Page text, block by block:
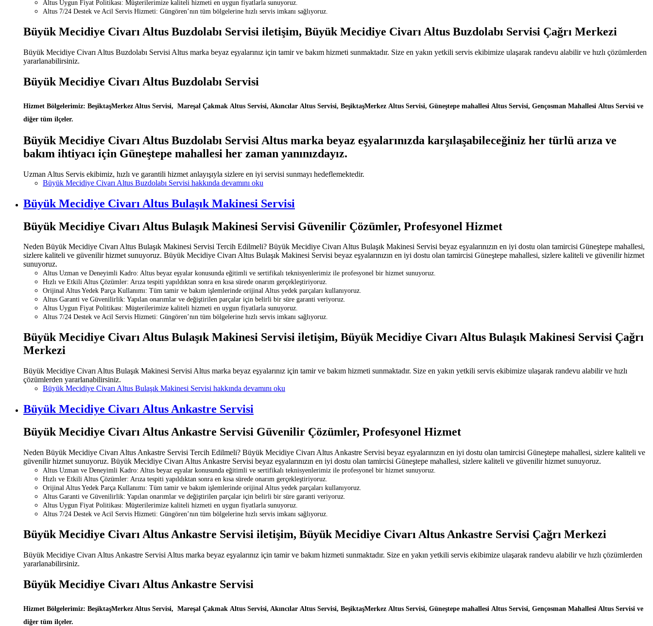
Altus Uygun Fiyat Politikası: Müşterilerimize kaliteli hizmeti en uygun fiyatlarla sunuyoruz.
Altus 7/24 Destek ve Acil Servis Hizmeti: Güngören’nın tüm bölgelerine hızlı servis imkanı sağlıyoruz.
Büyük Mecidiye Civarı Altus Buzdolabı Servisi iletişim, Büyük Mecidiye Civarı Altus Buzdolabı Servisi Çağrı Merkezi
Büyük Mecidiye Civarı Altus Buzdolabı Servisi Altus marka beyaz eşyalarınız için tamir ve bakım hizmeti sunmaktadır. Size en yakın yetkili servis ekibimize ulaşarak randevu alabilir ve hızlı çözümlerden
yararlanabilirsiniz.
Büyük Mecidiye Civarı Altus Buzdolabı Servisi
Hizmet Bölgelerimiz: BeşiktaşMerkez Altus Servisi, Mareşal Çakmak Altus Servisi, Akıncılar Altus Servisi, BeşiktaşMerkez Altus Servisi, Güneştepe mahallesi Altus Servisi, Gençosman Mahallesi Altus Servisi ve
diğer tüm ilçeler.
Büyük Mecidiye Civarı Altus Buzdolabı Servisi Altus marka beyaz eşyalarınızda karşılaşabileceğiniz her türlü arıza ve
bakım ihtiyacı için Güneştepe mahallesi her zaman yanınızdayız.
Uzman Altus Servis ekibimiz, hızlı ve garantili hizmet anlayışıyla sizlere en iyi servisi sunmayı hedeflemektedir.
Büyük Mecidiye Civarı Altus Buzdolabı Servisi hakkında devamını oku
Büyük Mecidiye Civarı Altus Bulaşık Makinesi Servisi
Büyük Mecidiye Civarı Altus Bulaşık Makinesi Servisi Güvenilir Çözümler, Profesyonel Hizmet
Neden Büyük Mecidiye Civarı Altus Bulaşık Makinesi Servisi Tercih Edilmeli? Büyük Mecidiye Civarı Altus Bulaşık Makinesi Servisi beyaz eşyalarınızın en iyi dostu olan tamircisi Güneştepe mahallesi,
sizlere kaliteli ve güvenilir hizmet sunuyoruz. Büyük Mecidiye Civarı Altus Bulaşık Makinesi Servisi beyaz eşyalarınızın en iyi dostu olan tamircisi Güneştepe mahallesi, sizlere kaliteli ve güvenilir hizmet
sunuyoruz.
Altus Uzman ve Deneyimli Kadro: Altus beyaz eşyalar konusunda eğitimli ve sertifikalı teknisyenlerimiz ile profesyonel bir hizmet sunuyoruz.
Hızlı ve Etkili Altus Çözümler: Arıza tespiti yapıldıktan sonra en kısa sürede onarım gerçekleştiriyoruz.
Orijinal Altus Yedek Parça Kullanımı: Tüm tamir ve bakım işlemlerinde orijinal Altus yedek parçaları kullanıyoruz.
Altus Garanti ve Güvenilirlik: Yapılan onarımlar ve değiştirilen parçalar için belirli bir süre garanti veriyoruz.
Altus Uygun Fiyat Politikası: Müşterilerimize kaliteli hizmeti en uygun fiyatlarla sunuyoruz.
Altus 7/24 Destek ve Acil Servis Hizmeti: Güngören’nın tüm bölgelerine hızlı servis imkanı sağlıyoruz.
Büyük Mecidiye Civarı Altus Bulaşık Makinesi Servisi iletişim, Büyük Mecidiye Civarı Altus Bulaşık Makinesi Servisi Çağrı
Merkezi
Büyük Mecidiye Civarı Altus Bulaşık Makinesi Servisi Altus marka beyaz eşyalarınız için tamir ve bakım hizmeti sunmaktadır. Size en yakın yetkili servis ekibimize ulaşarak randevu alabilir ve hızlı
çözümlerden yararlanabilirsiniz.
Büyük Mecidiye Civarı Altus Bulaşık Makinesi Servisi hakkında devamını oku
Büyük Mecidiye Civarı Altus Ankastre Servisi
Büyük Mecidiye Civarı Altus Ankastre Servisi Güvenilir Çözümler, Profesyonel Hizmet
Neden Büyük Mecidiye Civarı Altus Ankastre Servisi Tercih Edilmeli? Büyük Mecidiye Civarı Altus Ankastre Servisi beyaz eşyalarınızın en iyi dostu olan tamircisi Güneştepe mahallesi, sizlere kaliteli ve
güvenilir hizmet sunuyoruz. Büyük Mecidiye Civarı Altus Ankastre Servisi beyaz eşyalarınızın en iyi dostu olan tamircisi Güneştepe mahallesi, sizlere kaliteli ve güvenilir hizmet sunuyoruz.
Altus Uzman ve Deneyimli Kadro: Altus beyaz eşyalar konusunda eğitimli ve sertifikalı teknisyenlerimiz ile profesyonel bir hizmet sunuyoruz.
Hızlı ve Etkili Altus Çözümler: Arıza tespiti yapıldıktan sonra en kısa sürede onarım gerçekleştiriyoruz.
Orijinal Altus Yedek Parça Kullanımı: Tüm tamir ve bakım işlemlerinde orijinal Altus yedek parçaları kullanıyoruz.
Altus Garanti ve Güvenilirlik: Yapılan onarımlar ve değiştirilen parçalar için belirli bir süre garanti veriyoruz.
Altus Uygun Fiyat Politikası: Müşterilerimize kaliteli hizmeti en uygun fiyatlarla sunuyoruz.
Altus 7/24 Destek ve Acil Servis Hizmeti: Güngören’nın tüm bölgelerine hızlı servis imkanı sağlıyoruz.
Büyük Mecidiye Civarı Altus Ankastre Servisi iletişim, Büyük Mecidiye Civarı Altus Ankastre Servisi Çağrı Merkezi
Büyük Mecidiye Civarı Altus Ankastre Servisi Altus marka beyaz eşyalarınız için tamir ve bakım hizmeti sunmaktadır. Size en yakın yetkili servis ekibimize ulaşarak randevu alabilir ve hızlı çözümlerden
yararlanabilirsiniz.
Büyük Mecidiye Civarı Altus Ankastre Servisi
Hizmet Bölgelerimiz: BeşiktaşMerkez Altus Servisi, Mareşal Çakmak Altus Servisi, Akıncılar Altus Servisi, BeşiktaşMerkez Altus Servisi, Güneştepe mahallesi Altus Servisi, Gençosman Mahallesi Altus Servisi ve
diğer tüm ilçeler.